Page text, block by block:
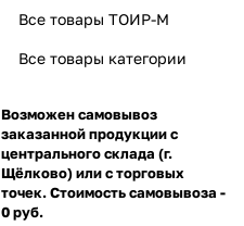
Все товары ТОИР-М
Все товары категории
Возможен самовывоз
заказанной продукции с
центрального склада (г.
Щёлково) или с торговых
точек. Стоимость самовывоза -
0 руб.